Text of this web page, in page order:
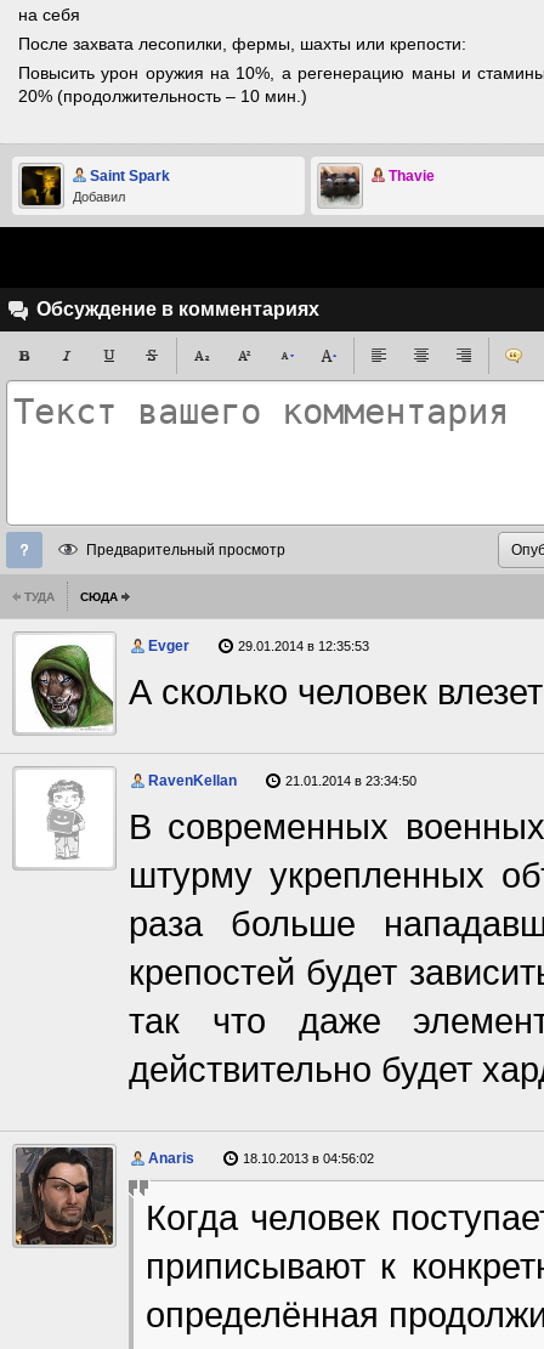
на себя
После захвата лесопилки, фермы, шахты или крепости:
Повысить урон оружия на 10%, а регенерацию маны и
20% (продолжительность – 10 мин.)
Saint Spark
Добавил
Thavie
Обсуждение в комментариях
Предварительный просмотр
ТУДА СЮДА
Evger 29.01.2014 в 12:35:53
А сколько человек
RavenKellan 21.01.2014 в 23:34:50
В современных
штурму укрепленных
раза больше
крепостей будет
так что даже элемент
действительно будет
Anaris 18.10.2013 в 04:56:02
Когда человек
приписывают к
определённая